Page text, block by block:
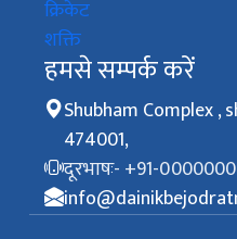
क्रिकेट
शक्ति
हमसे सम्पर्क करें
Shubham Complex ,
474001,
दूरभाषः- +91-